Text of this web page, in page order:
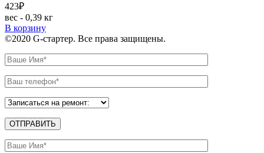
423₽
вес - 0,39 кг
В корзину
©2020 G-стартер. Все права защищены.